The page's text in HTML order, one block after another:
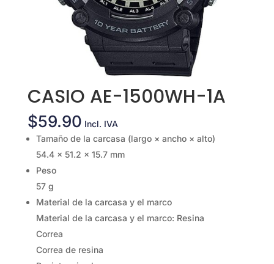
CASIO AE-1500WH-1A
$59.90 Incl. IVA
Tamaño de la carcasa (largo × ancho × alto)
54.4 × 51.2 × 15.7 mm
Peso
57 g
Material de la carcasa y el marco
Material de la carcasa y el marco: Resina
Correa
Correa de resina